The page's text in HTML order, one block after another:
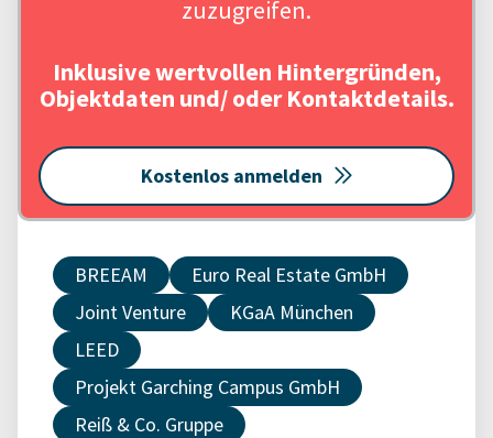
zuzugreifen.
Inklusive wertvollen Hintergründen,
Objektdaten und/ oder Kontaktdetails.
Kostenlos anmelden
BREEAM
Euro Real Estate GmbH
Joint Venture
KGaA München
LEED
Projekt Garching Campus GmbH
Reiß & Co. Gruppe